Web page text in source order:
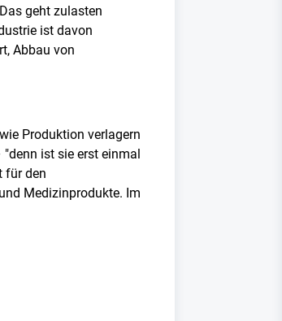
geht zulasten
ist davon
Abbau von
Produktion verlagern
ist sie erst einmal
für den
Medizinprodukte. Im